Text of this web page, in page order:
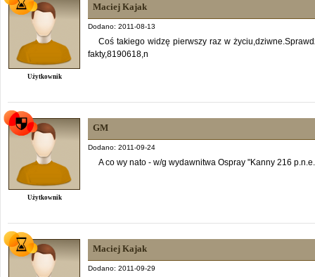
Użytkownik
Maciej Kajak
Dodano: 2011-08-13
Coś takiego widzę pierwszy raz w
fakty,8190618,n
Użytkownik
GM
Dodano: 2011-09-24
A co wy nato - w/g wydawnitwa Ospray "Kanny 216
Maciej Kajak
Dodano: 2011-09-29